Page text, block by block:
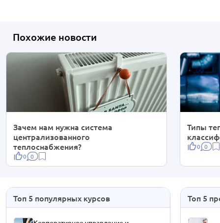
Похожие новости
Зачем нам нужна система
централизованного
теплоснабжения?
0 0
Типы
0 0
Топ 5 популярных курсов Топ 5